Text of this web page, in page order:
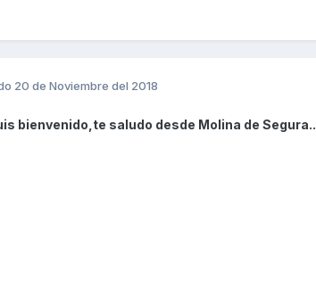
20 de Noviembre del 2018
bienvenido,te saludo desde Molina de Segura..